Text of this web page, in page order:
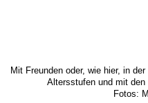
Mit Freunden oder, wie hier, in
Altersstufen und mit
Fotos: